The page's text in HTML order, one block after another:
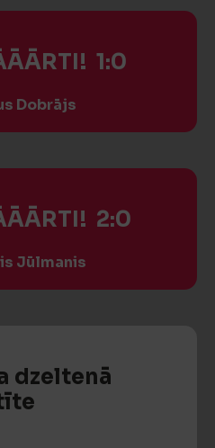
1:0
Dobrājs
2:0
Jūlmanis
dzeltenā